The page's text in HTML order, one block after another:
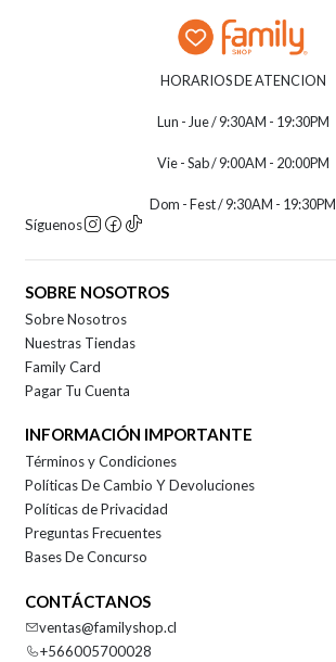
HORARIOS DE ATENCION
Lun - Jue / 9:30AM - 19:30PM
Vie - Sab / 9:00AM - 20:00PM
Dom - Fest / 9:30AM - 19:30PM
Síguenos
SOBRE NOSOTROS
Sobre Nosotros
Nuestras Tiendas
Family Card
Pagar Tu Cuenta
INFORMACIÓN IMPORTANTE
Términos y Condiciones
Políticas De Cambio Y Devoluciones
Políticas de Privacidad
Preguntas Frecuentes
Bases De Concurso
CONTÁCTANOS
ventas@familyshop.cl
+566005700028